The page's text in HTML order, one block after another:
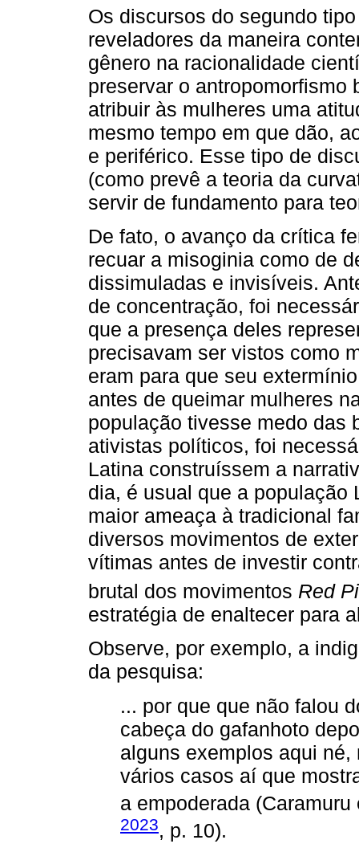
Os discursos do segundo
reveladores da maneira
gênero na racionalidade
preservar o antropomorfismo
atribuir às mulheres uma
mesmo tempo em que dão,
e periférico. Esse tipo de
(como prevê a teoria da
servir de fundamento para
De fato, o avanço da crítica
recuar a misoginia como de
dissimuladas e invisíveis.
de concentração, foi
que a presença deles
precisavam ser vistos como
eram para que seu
antes de queimar mulheres
população tivesse medo das
ativistas políticos, foi
Latina construíssem a
dia, é usual que a população
maior ameaça à tradicional
diversos movimentos de
vítimas antes de investir
brutal dos movimentos Red
estratégia de enaltecer para
Observe, por exemplo, a
da pesquisa:
... por que que não falou
cabeça do gafanhoto
alguns exemplos aqui
vários casos aí que
a empoderada
2023, p. 10).